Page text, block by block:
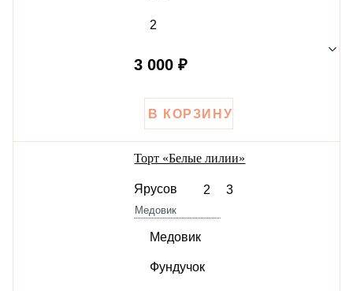
2
3 000 ₽
Торт «Белые лилии»
Ярусов 2 3
Медовик
Медовик
Фундучок